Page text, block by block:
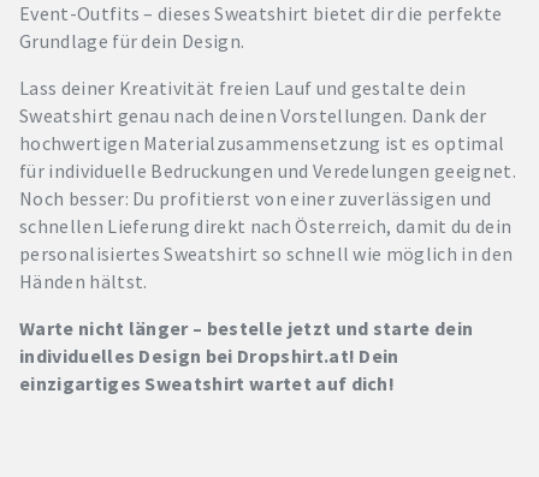
Event-Outfits – dieses Sweatshirt bietet dir die perfekte
Grundlage für dein Design.
Lass deiner Kreativität freien Lauf und gestalte dein
Sweatshirt genau nach deinen Vorstellungen. Dank der
hochwertigen Materialzusammensetzung ist es optimal
für individuelle Bedruckungen und Veredelungen geeignet.
Noch besser: Du profitierst von einer zuverlässigen und
schnellen Lieferung direkt nach Österreich, damit du dein
personalisiertes Sweatshirt so schnell wie möglich in den
Händen hältst.
Warte nicht länger – bestelle jetzt und starte dein
individuelles Design bei Dropshirt.at! Dein
einzigartiges Sweatshirt wartet auf dich!